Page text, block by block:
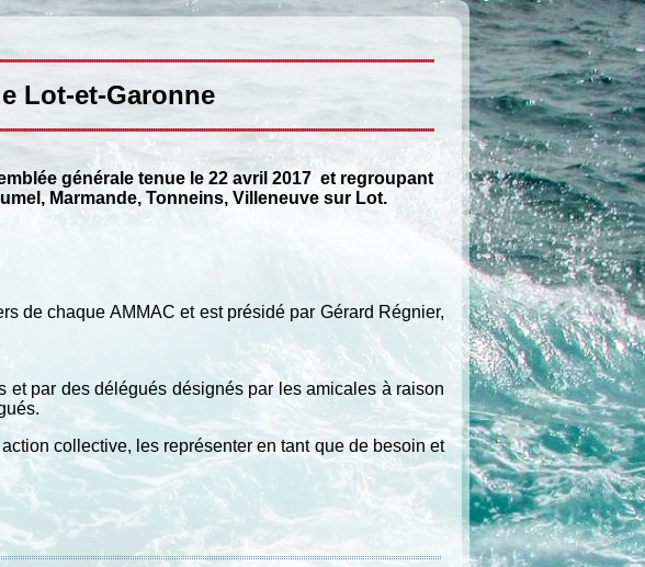
Lot-et-Garonne
générale tenue le 22 avril 2017 et regroupant
Marmande, Tonneins, Villeneuve sur Lot.
de chaque AMMAC et est présidé par Gérard Régnier,
et par des délégués désignés par les amicales à raison
collective, les représenter en tant que de besoin et